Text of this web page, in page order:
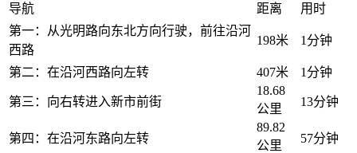
导航 距离
用时
第一：从光明路向东北方向行驶，前往沿河
西路
198米 1分钟
第二：在沿河西路向左转 407米 1分钟
第三：向右转进入新市前街
18.68
公里
13分钟
第四：在沿河东路向左转
89.82
公里
57分钟